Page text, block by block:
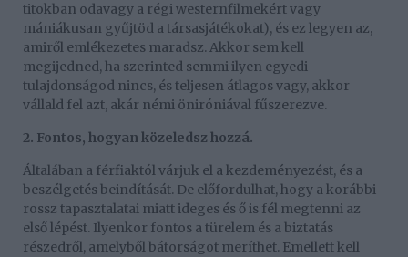
titokban odavagy a régi westernfilmekért vagy
mániákusan gyűjtöd a társasjátékokat), és ez legyen az,
amiről emlékezetes maradsz. Akkor sem kell
megijedned, ha szerinted semmi ilyen egyedi
tulajdonságod nincs, és teljesen átlagos vagy, akkor
vállald fel azt, akár némi öniróniával fűszerezve.
2. Fontos, hogyan közeledsz hozzá.
Általában a férfiaktól várjuk el a kezdeményezést, és a
beszélgetés beindítását. De előfordulhat, hogy a korábbi
rossz tapasztalatai miatt ideges és ő is fél megtenni az
első lépést. Ilyenkor fontos a türelem és a biztatás
részedről, amelyből bátorságot meríthet. Emellett kell